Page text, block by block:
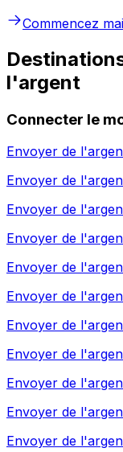
Commencez
l'argent
Connecter le
Envoyer de
Envoyer de
Envoyer de
Envoyer de
Envoyer de
Envoyer de
Envoyer de
Envoyer de
Envoyer de
Envoyer de
Envoyer de